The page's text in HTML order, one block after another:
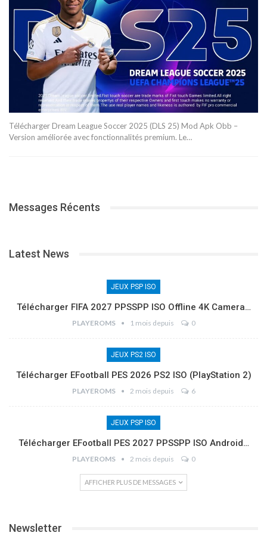
Télécharger Dream League Soccer 2025 (DLS 25) Mod Apk Obb –
Version améliorée avec fonctionnalités premium. Le…
Messages Récents
Latest News
JEUX PSP ISO
Télécharger FIFA 2027 PPSSPP ISO Offline 4K Camera…
PLAYEROMS 1 mois depuis 0
JEUX PS2 ISO
Télécharger EFootball PES 2026 PS2 ISO (PlayStation 2)
PLAYEROMS 2 mois depuis 6
JEUX PSP ISO
Télécharger EFootball PES 2027 PPSSPP ISO Android…
PLAYEROMS 2 mois depuis 0
AFFICHER PLUS DE MESSAGES
Newsletter